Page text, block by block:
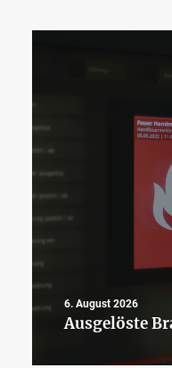
6. August 2026
Ausgelöste